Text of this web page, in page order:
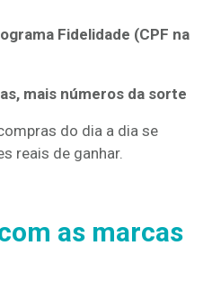
Fidelidade (CPF na
mais números da sorte
do dia a dia se
reais de ganhar.
as marcas